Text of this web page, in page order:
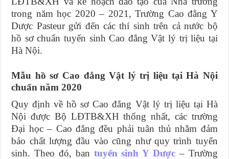
trong năm học 2020 – 2021, Trường Cao đẳng Y
Dược Pasteur gửi đến các thí sinh trên cả nước bộ
hồ sơ chuẩn tuyển sinh Cao đẳng Vật lý trị liệu tại
Hà Nội.
Mẫu hồ sơ Cao đẳng Vật lý trị liệu tại Hà Nội
chuẩn năm 2020
Quy định về hồ sơ Cao đẳng Vật lý trị liệu tại Hà
Nội được Bộ LĐTB&XH thống nhất, các trường
Đại học – Cao đẳng đều phải tuân thủ nhằm đảm
bảo chất lượng đầu vào cũng như quy trình tuyển
sinh. Theo đó, ban tuyển sinh Y Dược – Trường